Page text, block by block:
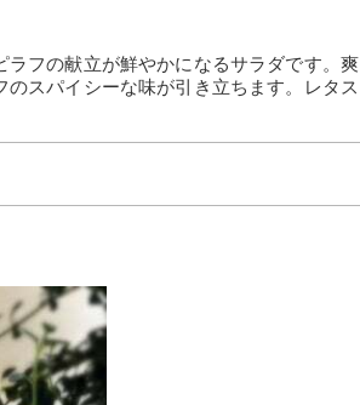
ラフの献立が鮮やかになるサラダです。爽
スパイシーな味が引き立ちます。レタス